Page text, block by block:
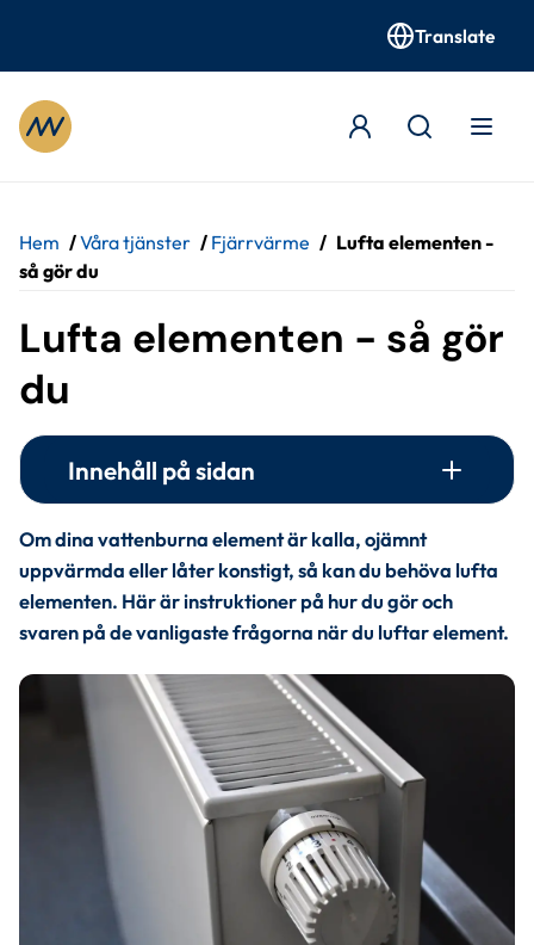
Translate
Hem /Våra tjänster / Fjärrvärme / Lufta elementen -
så gör du
Lufta elementen - så gör
du
Innehåll på sidan
Om dina vattenburna element är kalla, ojämnt
uppvärmda eller låter konstigt, så kan du behöva lufta
elementen. Här är instruktioner på hur du gör och
svaren på de vanligaste frågorna när du luftar element.